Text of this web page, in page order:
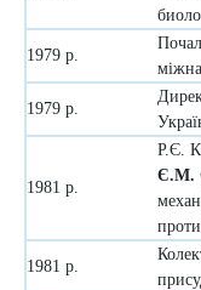
1979 р.
1979 р.
1981 р.
Р.Є.
Є.М.
1981 р.